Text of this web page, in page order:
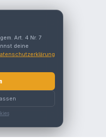
Art. 4 Nr. 7
deine